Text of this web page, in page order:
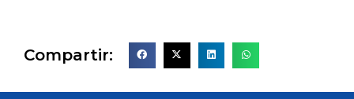
Compartir: